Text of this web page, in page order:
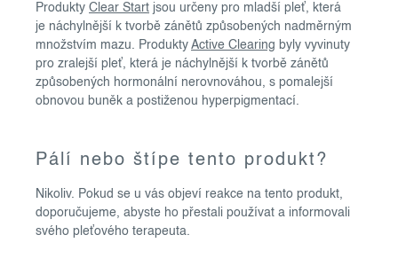
Produkty Clear Start jsou určeny pro mladší pleť, která
je náchylnější k tvorbě zánětů způsobených nadměrným
množstvím mazu. Produkty Active Clearing byly vyvinuty
pro zralejší pleť, která je náchylnější k tvorbě zánětů
způsobených hormonální nerovnováhou, s pomalejší
obnovou buněk a postiženou hyperpigmentací.
Pálí nebo štípe tento produkt?
Nikoliv. Pokud se u vás objeví reakce na tento produkt,
doporučujeme, abyste ho přestali používat a informovali
svého pleťového terapeuta.